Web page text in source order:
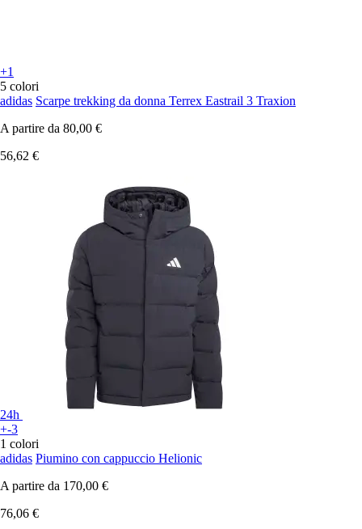
+1
5 colori
adidas Scarpe trekking da donna Terrex Eastrail 3 Traxion
A partire da 80,00 €
56,62 €
24h
+-3
1 colori
adidas Piumino con cappuccio Helionic
A partire da 170,00 €
76,06 €